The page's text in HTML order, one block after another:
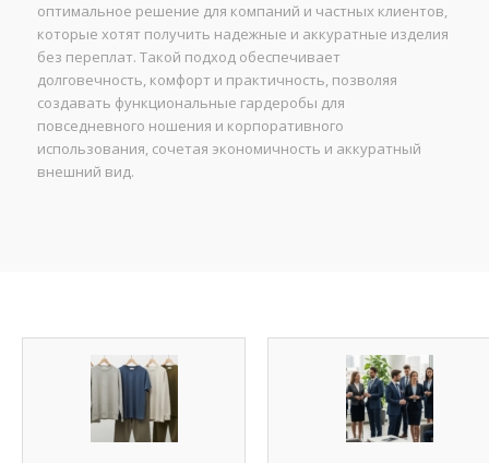
оптимальное решение для компаний и частных клиентов,
которые хотят получить надежные и аккуратные изделия
без переплат. Такой подход обеспечивает
долговечность, комфорт и практичность, позволяя
создавать функциональные гардеробы для
повседневного ношения и корпоративного
использования, сочетая экономичность и аккуратный
внешний вид.